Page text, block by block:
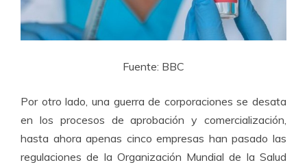
Fuente: BBC
Por otro lado, una guerra de corporaciones se desata
en los procesos de aprobación y comercialización,
hasta ahora apenas cinco empresas han pasado las
regulaciones de la Organización Mundial de la Salud